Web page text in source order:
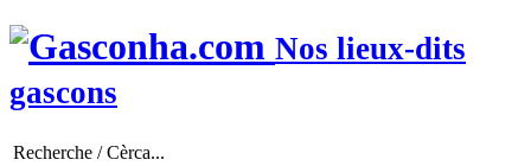
Nos lieux-dits
gascons
Recherche / Cèrca...